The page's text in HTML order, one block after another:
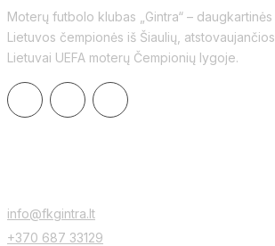
Moterų futbolo klubas „Gintra“ – daugkartinės
Lietuvos čempionės iš Šiaulių, atstovaujančios
Lietuvai UEFA moterų Čempionių lygoje.
info@fkgintra.lt
+370 687 33129